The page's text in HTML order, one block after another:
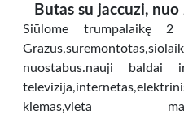
Butas su jaccuzi,
Siūlome trumpalaikę
nuostabus.nauji
kiemas,vieta